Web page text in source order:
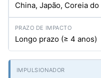
China, Japão, Coreia
Longo prazo (≥ 4 anos)